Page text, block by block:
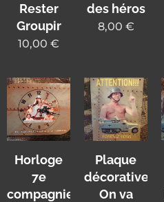
Rester
Groupir
10,00 €
des héros
8,00 €
Horloge
7e
compagnie
Plaque
décorative
On va